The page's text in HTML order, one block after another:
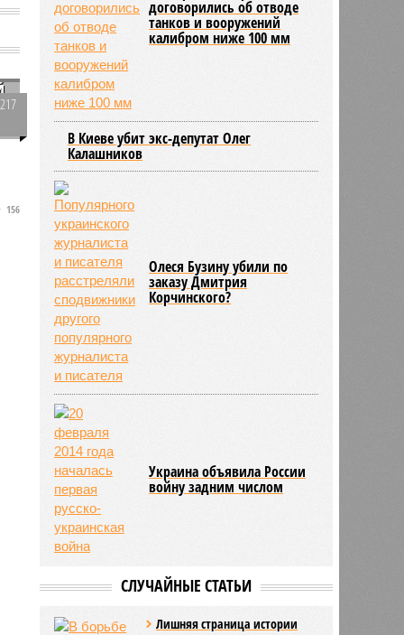
156
договорились об отводе
танков и вооружений
калибром ниже 100 мм
В Киеве убит экс-депутат Олег
Калашников
Олеся Бузину убили по
заказу Дмитрия
Корчинского?
Украина объявила России
войну задним числом
СЛУЧАЙНЫЕ СТАТЬИ
Лишняя страница истории